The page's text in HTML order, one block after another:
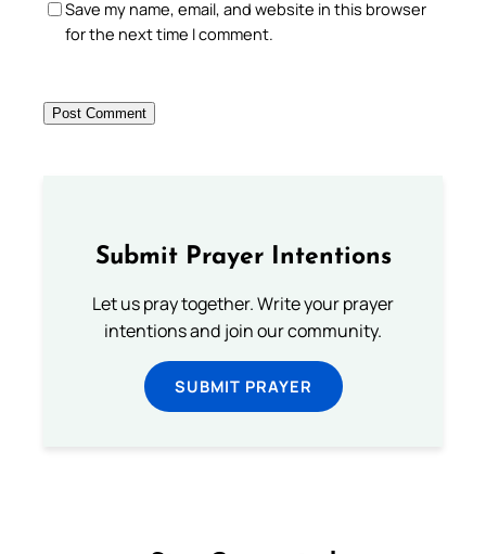
Save my name, email, and website in this browser
for the next time I comment.
Submit Prayer Intentions
Let us pray together. Write your prayer
intentions and join our community.
SUBMIT PRAYER